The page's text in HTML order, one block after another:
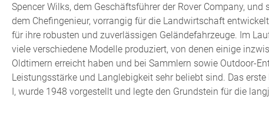
Spencer Wilks, dem Geschäftsführer der Rover Company, und
dem Chefingenieur, vorrangig für die Landwirtschaft
für ihre robusten und zuverlässigen Geländefahrzeuge. Im
viele verschiedene Modelle produziert, von denen einige
Oldtimern erreicht haben und bei Sammlern sowie Outdoor-
Leistungsstärke und Langlebigkeit sehr beliebt sind. Das erste
I, wurde 1948 vorgestellt und legte den Grundstein für die